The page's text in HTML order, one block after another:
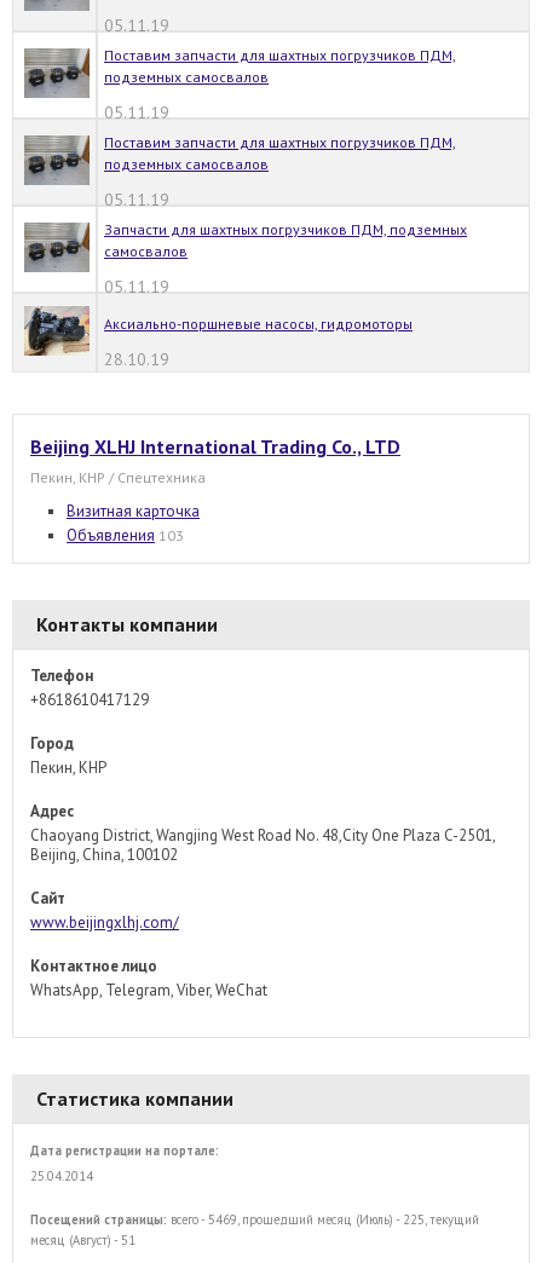
05.11.19
Поставим запчасти для шахтных погрузчиков ПДМ,
подземных самосвалов
05.11.19
Поставим запчасти для шахтных погрузчиков ПДМ,
подземных самосвалов
05.11.19
Запчасти для шахтных погрузчиков ПДМ, подземных
самосвалов
05.11.19
Аксиально-поршневые насосы, гидромоторы
28.10.19
Beijing XLHJ International Trading Co., LTD
Пекин, КНР / Спецтехника
Визитная карточка
Объявления 103
Контакты компании
Телефон
+8618610417129
Город
Пекин, КНР
Адрес
Chaoyang District, Wangjing West Road No. 48,City One Plaza C-2501,
Beijing, China, 100102
Сайт
www.beijingxlhj.com/
Контактное лицо
WhatsApp, Telegram, Viber, WeChat
Статистика компании
Дата регистрации на портале:
25.04.2014
Посещений страницы: всего - 5469, прошедший месяц (Июль) - 225, текущий
месяц (Август) - 51